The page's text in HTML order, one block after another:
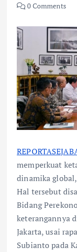
0 Comments
memperkuat
dinamika
Hal tersebut
Bidang
keterangannya
Jakarta, usai
Subianto pada